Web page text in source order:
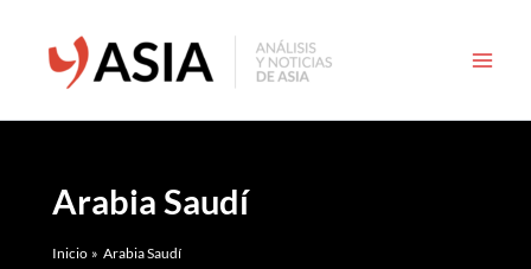
contenido
Arabia Saudí
Inicio Arabia Saudí